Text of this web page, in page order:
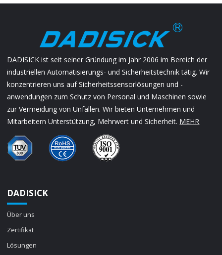
DADISICK ist seit seiner Gründung im Jahr 2006 im Bereich der
industriellen Automatisierungs- und Sicherheitstechnik tätig. Wir
konzentrieren uns auf Sicherheitssensorlösungen und -
anwendungen zum Schutz von Personal und Maschinen sowie
zur Vermeidung von Unfällen. Wir bieten Unternehmen und
Mitarbeitern Unterstützung, Mehrwert und Sicherheit. MEHR
DADISICK
Über uns
Zertifikat
Lösungen